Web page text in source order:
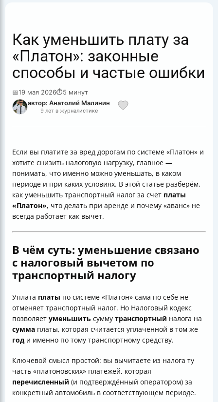
Как уменьшить плату за
«Платон»: законные
способы и частые ошибки
📅19 мая 2026⏱5 минут
автор: Анатолий Малинин
9 лет в журналистике
Если вы платите за вред дорогам по системе «Платон» и
хотите снизить налоговую нагрузку, главное —
понимать, что именно можно уменьшать, в каком
периоде и при каких условиях. В этой статье разберём,
как уменьшить транспортный налог за счет платы
«Платон», что делать при аренде и почему «аванс» не
всегда работает как вычет.
В чём суть: уменьшение связано
с налоговый вычетом по
транспортный налогу
Уплата платы по системе «Платон» сама по себе не
отменяет транспортный налог. Но Налоговый кодекс
позволяет уменьшить сумму транспортный налога на
сумма платы, которая считается уплаченной в том же
год и именно по тому транспортному средству.
Ключевой смысл простой: вы вычитаете из налога ту
часть «платоновских» платежей, которая
перечисленный (и подтверждённый оператором) за
конкретный автомобиль в соответствующем периоде.